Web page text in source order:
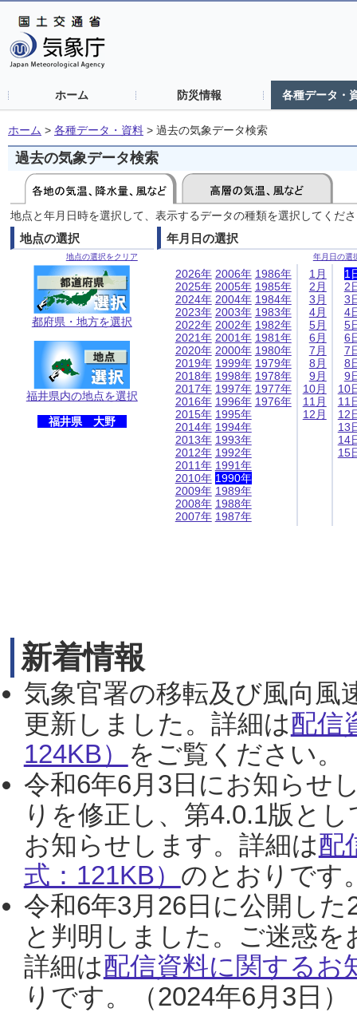
ホーム 防災情報 各種データ・
ホーム > 各種データ・資料 > 過去の気象データ検索
過去の気象データ検索
地点と年月日時を選択して、表示するデータの種類を選択してくだ
地点の選択
地点の選択をクリア
都府県・地方を選択
福井県内の地点を選択
福井県 大野
年月日の選択
年月日の選
2026年
2025年
2024年
2023年
2022年
2021年
2020年
2019年
2018年
2017年
2016年
2015年
2014年
2013年
2012年
2011年
2010年
2009年
2008年
2007年
2006年
2005年
2004年
2003年
2002年
2001年
2000年
1999年
1998年
1997年
1996年
1995年
1994年
1993年
1992年
1991年
1990年
1989年
1988年
1987年
1986年
1985年
1984年
1983年
1982年
1981年
1980年
1979年
1978年
1977年
1976年
1月
2月
3月
4月
5月
6月
7月
8月
9月
10月
11月
12月
1
2
3
4
5
6
7
8
9
10
11
12
13
14
15
新着情報
気象官署の移転及び風向風
更新しました。詳細は配信
124KB） をご覧ください。
令和6年6月3日にお知らせ
りを修正し、第4.0.1版と
お知らせします。詳細は配
式：121KB） のとおりです
令和6年3月26日に公開し
と判明しました。ご迷惑
詳細は配信資料に関するお
りです。（2024年6月3日）